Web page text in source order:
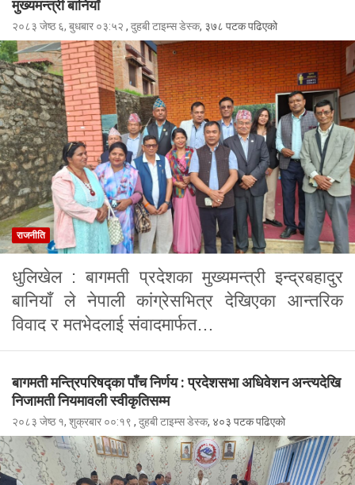
मुख्यमन्त्री बानियाँ
२०८३ जेष्ठ ६, बुधबार ०३:५२ , दुहबी टाइम्स डेस्क, ३७८ पटक पढिएको
राजनीति
धुलिखेल : बागमती प्रदेशका मुख्यमन्त्री इन्द्रबहादुर
बानियाँ ले नेपाली कांग्रेसभित्र देखिएका आन्तरिक
विवाद र मतभेदलाई संवादमार्फत…
बागमती मन्त्रिपरिषद्का पाँच निर्णय : प्रदेशसभा अधिवेशन अन्त्यदेखि
निजामती नियमावली स्वीकृतिसम्म
२०८३ जेष्ठ १, शुक्रबार ००:१९ , दुहबी टाइम्स डेस्क, ४०३ पटक पढिएको